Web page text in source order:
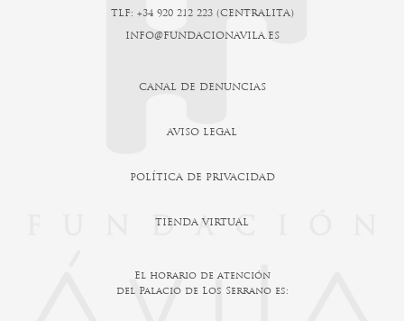
TLF: +34 920 212 223 (CENTRALITA)
INFO@FUNDACIONAVILA.ES
CANAL DE DENUNCIAS
AVISO LEGAL
POLÍTICA DE PRIVACIDAD
TIENDA VIRTUAL
El horario de atención
del Palacio de Los Serrano es: